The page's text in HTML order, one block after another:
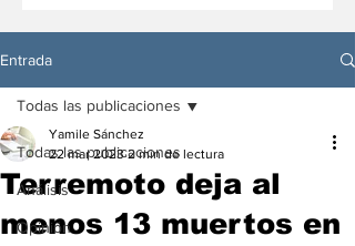
Entrada
Todas las publicaciones
Análisis
Opinión
Todas las publicaciones
Terremoto deja al
menos 13 muertos en
Yamile Sánchez
22 mar 2023 2 min de lectura